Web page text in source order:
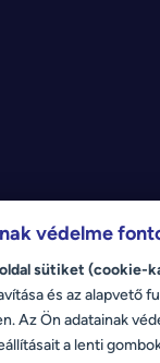
védelme
sütiket (cookie-
és az alapvető
Az Ön adatainak
a lenti